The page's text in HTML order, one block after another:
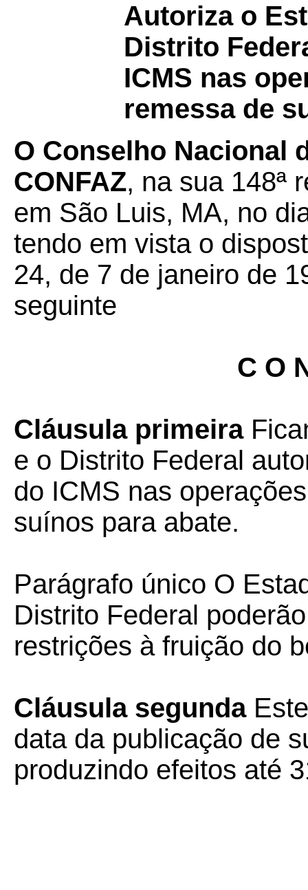
Autoriza o
Distrito
ICMS nas
remessa de
O Conselho Nacional
CONFAZ, na sua 148ª
em São Luis, MA, no
tendo em vista o
24, de 7 de janeiro de
seguinte
C O
Cláusula primeira
e o Distrito Federal
do ICMS nas
suínos para abate.
Parágrafo único O
Distrito Federal
restrições à fruição do
Cláusula segunda
data da publicação de
produzindo efeitos até